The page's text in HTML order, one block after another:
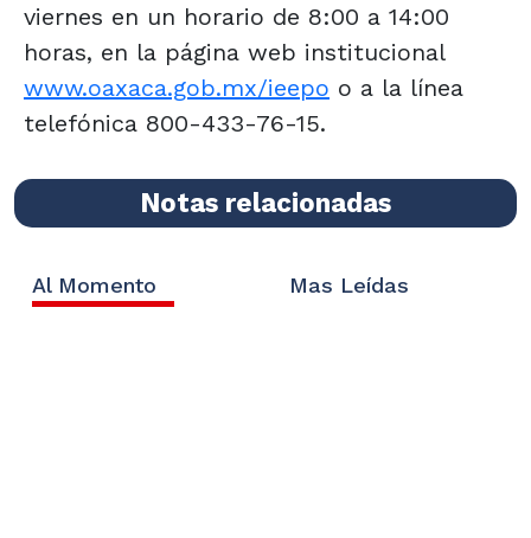
viernes en un horario de 8:00 a 14:00
horas, en la página web institucional
www.oaxaca.gob.mx/ieepo o a la línea
telefónica 800-433-76-15.
Notas relacionadas
Al Momento Mas Leídas